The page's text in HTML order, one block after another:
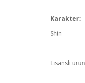
Karakter:
Shin
Lisanslı ürün